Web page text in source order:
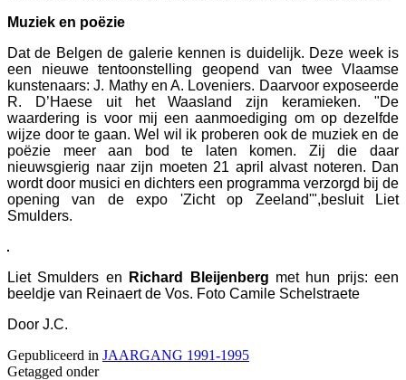
Muziek en poëzie
Dat de Belgen de galerie kennen is duidelijk. Deze week is
een nieuwe tentoonstelling geopend van twee Vlaamse
kunstenaars: J. Mathy en A. Loveniers. Daarvoor exposeerde
R. D’Haese uit het Waasland zijn keramieken. "De
waardering is voor mij een aanmoediging om op dezelfde
wijze door te gaan. Wel wil ik proberen ook de muziek en de
poëzie meer aan bod te laten komen. Zij die daar
nieuwsgierig naar zijn moeten 21 april alvast noteren. Dan
wordt door musici en dichters een programma verzorgd bij de
opening van de expo 'Zicht op Zeeland'",besluit Liet
Smulders.
Liet Smulders en Richard Bleijenberg met hun prijs: een
beeldje van Reinaert de Vos. Foto Camile Schelstraete
Door J.C.
Gepubliceerd in JAARGANG 1991-1995
Getagged onder